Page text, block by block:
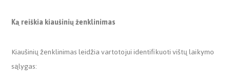
Ką reiškia kiaušinių ženklinimas
Kiaušinių ženklinimas leidžia vartotojui identifikuoti vištų laikymo
sąlygas: